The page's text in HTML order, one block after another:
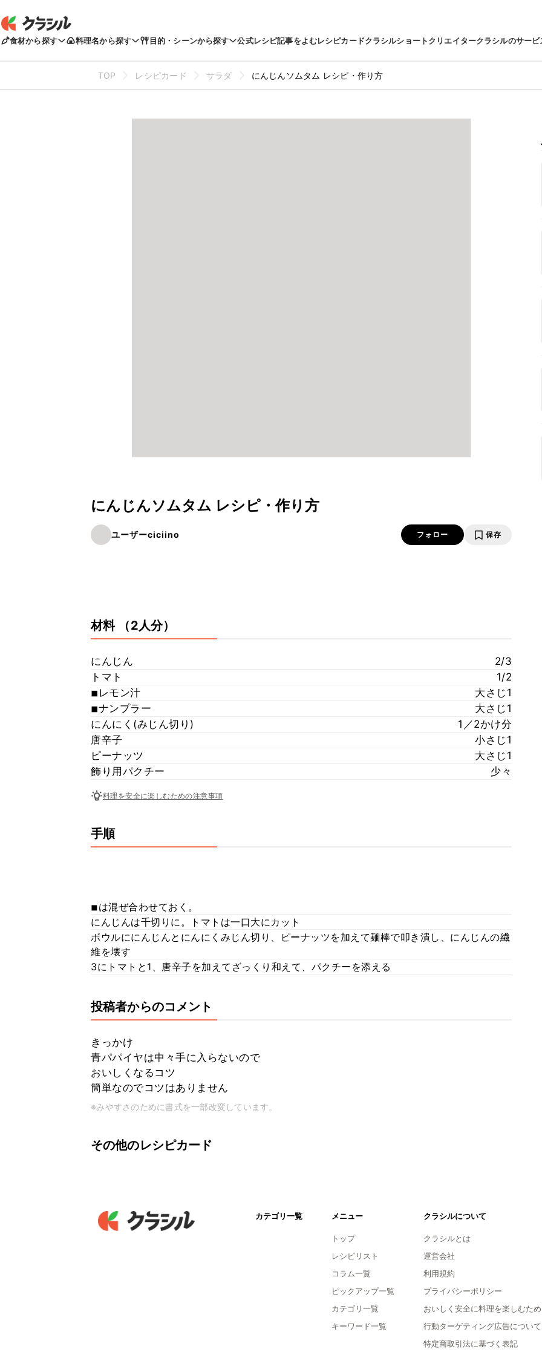
食材から探す 料理名から探す 目的・シーンから探す 公式レシピ記事をよむレシピカードクラシルショートクリエイタークラシルのサービ
TOP レシピカード サラダ にんじんソムタム レシピ・作り方
にんじんソムタム レシピ・作り方
ユーザーciciino フォロー 保存
材料 （2人分）
にんじん
2/3
トマト
1/2
◾︎レモン汁
大さじ1
◾︎ナンプラー
大さじ1
にんにく(みじん切り)
1／2かけ分
唐辛子
小さじ1
ピーナッツ
大さじ1
飾り用パクチー
少々
料理を安全に楽しむための注意事項
手順
◾︎は混ぜ合わせておく。
にんじんは千切りに。トマトは一口大にカット
ボウルににんじんとにんにくみじん切り、ピーナッツを加えて麺棒で叩き潰し、にんじんの繊
維を壊す
3にトマトと1、唐辛子を加えてざっくり和えて、パクチーを添える
投稿者からのコメント
きっかけ
青パパイヤは中々手に入らないので
おいしくなるコツ
簡単なのでコツはありません
※みやすさのために書式を一部改変しています。
その他のレシピカード
カテゴリ一覧 メニュー
トップ
レシピリスト
コラム一覧
ピックアップ一覧
カテゴリ一覧
キーワード一覧
クラシルについて
クラシルとは
運営会社
利用規約
プライバシーポリシー
おいしく安全に料理を楽しむため
行動ターゲティング広告について
特定商取引法に基づく表記